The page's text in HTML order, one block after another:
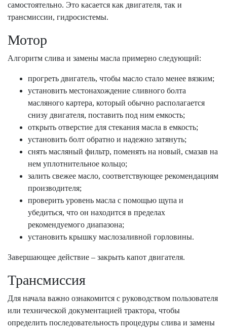
самостоятельно. Это касается как двигателя, так и
трансмиссии, гидросистемы.
Мотор
Алгоритм слива и замены масла примерно следующий:
прогреть двигатель, чтобы масло стало менее вязким;
установить местонахождение сливного болта
масляного картера, который обычно располагается
снизу двигателя, поставить под ним емкость;
открыть отверстие для стекания масла в емкость;
установить болт обратно и надежно затянуть;
снять масляный фильтр, поменять на новый, смазав на
нем уплотнительное кольцо;
залить свежее масло, соответствующее рекомендациям
производителя;
проверить уровень масла с помощью щупа и
убедиться, что он находится в пределах
рекомендуемого диапазона;
установить крышку маслозаливной горловины.
Завершающее действие – закрыть капот двигателя.
Трансмиссия
Для начала важно ознакомится с руководством пользователя
или технической документацией трактора, чтобы
определить последовательность процедуры слива и замены